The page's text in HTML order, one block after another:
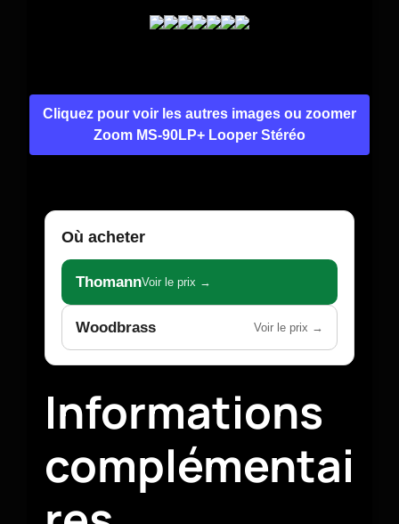
Cliquez pour voir les autres images ou zoomer
Zoom MS-90LP+ Looper Stéréo
Où acheter
ThomannVoir le prix →
Woodbrass Voir le prix →
Informations
complémentai